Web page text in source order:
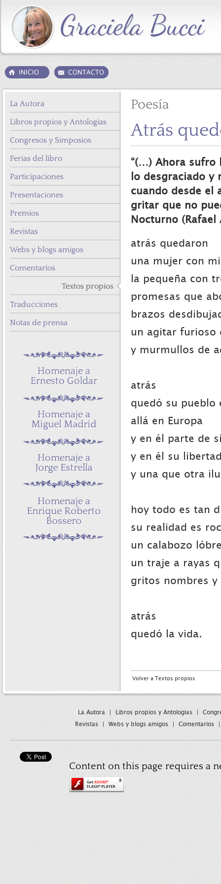
La Autora
Libros propios y Antologias
Congresos y Simposios
Ferias del libro
Participaciones
Presentaciones
Premios
Revistas
Webs y blogs amigos
Comentarios
Textos propios
Traducciones
Notas de prensa
Poesía
Atrás
“(…) Ahora sufro
lo desgraciado y
cuando desde el
gritar que no
Nocturno (Rafael
atrás quedaron
una mujer con
la pequeña con
promesas que
brazos
un agitar furioso
y murmullos de
atrás
quedó su pueblo
allá en Europa
y en él parte de
y en él su
y una que otra
hoy todo es tan
su realidad es
un calabozo
un traje a rayas
gritos nombres y
atrás
quedó la vida.
Volver a Textos propios
La Autora Libros propios y Antologias
Revistas
Webs y blogs amigos Comentarios
Content on this page requires a